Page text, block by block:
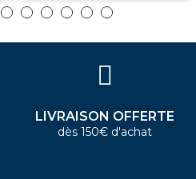
LIVRAISON OFFERTE
dès 150€ d'achat